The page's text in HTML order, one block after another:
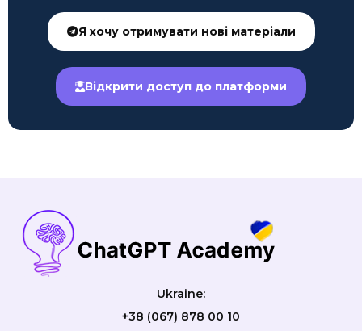
Я хочу отримувати нові матеріали
Відкрити доступ до платформи
Ukraine:
+38 (067) 878 00 10